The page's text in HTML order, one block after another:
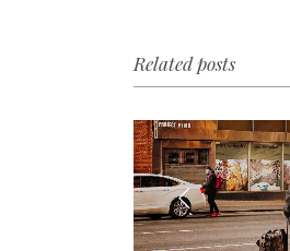
Related posts